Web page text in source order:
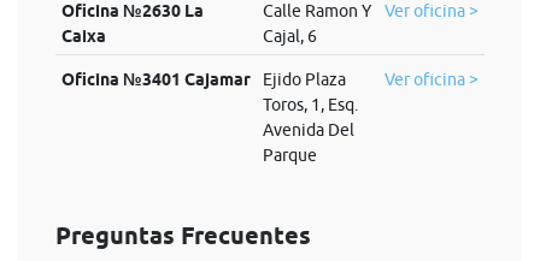
Oficina №2630 La
Caixa
Calle Ramon Y
Cajal, 6
Ver oficina >
Oficina №3401 Cajamar
Ejido Plaza
Toros, 1, Esq.
Avenida Del
Parque
Ver oficina >
Preguntas Frecuentes